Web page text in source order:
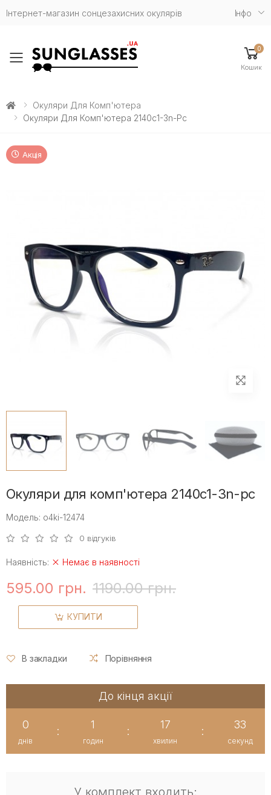
Інтернет-магазин сонцезахисних окулярів Iнфо
Toggle mobile menu
0
Кошик
Окуляри Для Комп'ютера
Окуляри Для Комп'ютера 2140c1-3n-Pc
Акція
Окуляри для комп'ютера 2140c1-3n-pc
Модель: o4ki-12474
0 відгуків
Наявність: Немає в наявності
595.00 грн. 1190.00 грн.
КУПИТИ
В закладки Порівняння
До кінця акції
0
днів
:
1
годин
:
17
хвилин
:
33
секунд
У комплект входить: